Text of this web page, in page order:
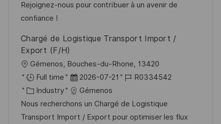
c
h
u
n
g
r
V
r
f
i
Rejoignez-nous pour contribuer à un avenir de
confiance !
Chargé de Logistique Transport Import /
Export (F/H)
O
r
t
Gémenos, Bouches-du-Rhone, 13420
Full time
D
a
t
u
2026-07-21
J
b
-
R0334542
K
a
t
Industry
Gémenos
Nous recherchons un Chargé de Logistique
Transport Import / Export pour optimiser les flux